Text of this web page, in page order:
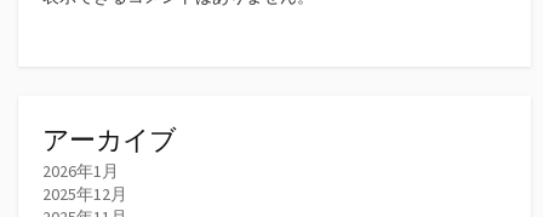
アーカイブ
2026年1月
2025年12月